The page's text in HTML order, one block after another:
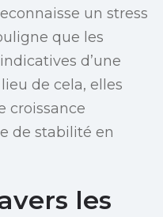
un stress
que les
d’une
de cela, elles
croissance
de stabilité en
les